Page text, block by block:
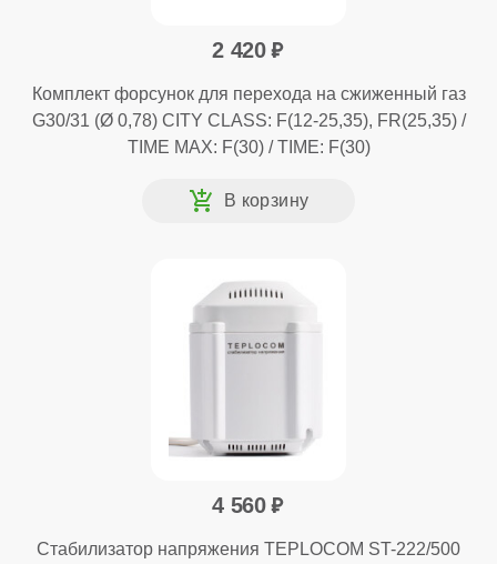
2 420
Комплект форсунок для перехода на сжиженный газ
G30/31 (Ø 0,78) CITY CLASS: F(12-25,35), FR(25,35) /
TIME MAX: F(30) / TIME: F(30)
4 560
Стабилизатор напряжения TEPLOCOM ST-222/500